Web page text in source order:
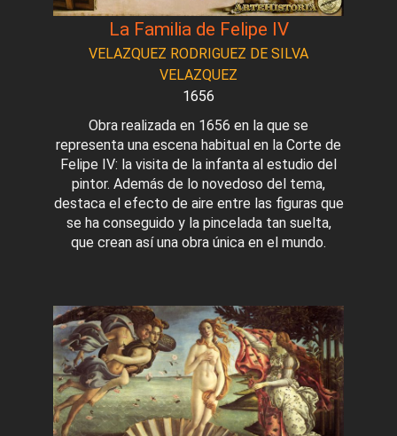
La Familia de Felipe IV
VELAZQUEZ RODRIGUEZ DE SILVA
VELAZQUEZ
1656
Obra realizada en 1656 en la que se
representa una escena habitual en la Corte de
Felipe IV: la visita de la infanta al estudio del
pintor. Además de lo novedoso del tema,
destaca el efecto de aire entre las figuras que
se ha conseguido y la pincelada tan suelta,
que crean así una obra única en el mundo.